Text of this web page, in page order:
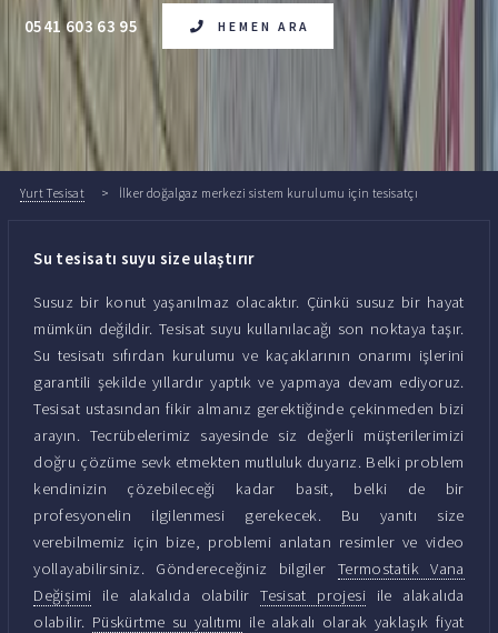
0541 603 63 95 HEMEN ARA
Yurt Tesisat İlker doğalgaz merkezi sistem kurulumu için tesisatçı
Su tesisatı suyu size ulaştırır
Susuz bir konut yaşanılmaz olacaktır. Çünkü susuz bir hayat
mümkün değildir. Tesisat suyu kullanılacağı son noktaya taşır.
Su tesisatı sıfırdan kurulumu ve kaçaklarının onarımı işlerini
garantili şekilde yıllardır yaptık ve yapmaya devam ediyoruz.
Tesisat ustasından fikir almanız gerektiğinde çekinmeden bizi
arayın. Tecrübelerimiz sayesinde siz değerli müşterilerimizi
doğru çözüme sevk etmekten mutluluk duyarız. Belki problem
kendinizin çözebileceği kadar basit, belki de bir
profesyonelin ilgilenmesi gerekecek. Bu yanıtı size
verebilmemiz için bize, problemi anlatan resimler ve video
yollayabilirsiniz. Göndereceğiniz bilgiler Termostatik Vana
Değişimi ile alakalıda olabilirTesisat projesiile alakalıda
olabilir. Püskürtme su yalıtımı ile alakalı olarak yaklaşık fiyat